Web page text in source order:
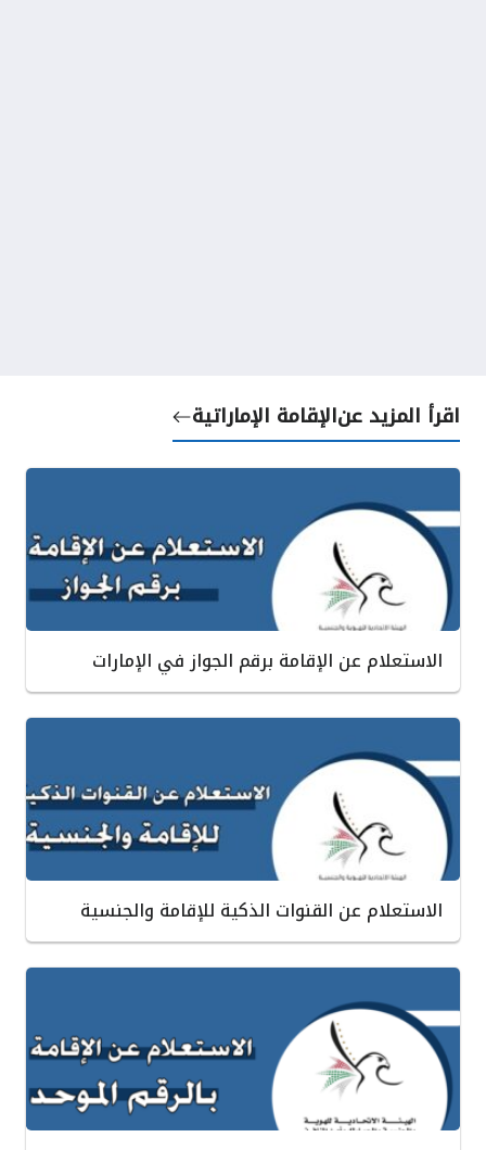
اقرأ المزيد عنالإقامة الإماراتية
الاستعلام عن الإقامة برقم الجواز في الإمارات
الاستعلام عن القنوات الذكية للإقامة والجنسية